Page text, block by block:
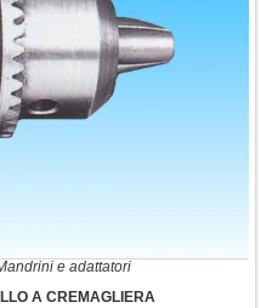
e adattatori
A CREMAGLIERA